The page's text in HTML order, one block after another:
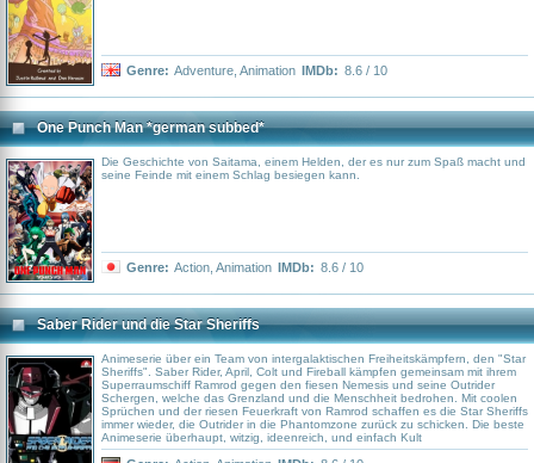
Genre: Adventure Animation IMDb: 8.6 / 10
One Punch Man *german subbed*
Die Geschichte von Saitama, einem Helden, der es nur zum Spaß macht und
seine Feinde mit einem Schlag besiegen kann.
Genre: Action Animation IMDb: 8.6 / 10
Saber Rider und die Star Sheriffs
Animeserie über ein Team von intergalaktischen Freiheitskämpfern, den "Star
Sheriffs". Saber Rider, April, Colt und Fireball kämpfen gemeinsam mit ihrem
Superraumschiff Ramrod gegen den fiesen Nemesis und seine Outrider
Schergen, welche das Grenzland und die Menschheit bedrohen. Mit coolen
Sprüchen und der riesen Feuerkraft von Ramrod schaffen es die Star Sheriffs
immer wieder, die Outrider in die Phantomzone zurück zu schicken. Die beste
Animeserie überhaupt, witzig, ideenreich, und einfach Kult